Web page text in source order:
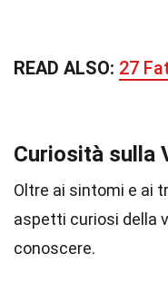
READ ALSO: 27
Curiosità sulla
Oltre ai sintomi e ai
aspetti curiosi della
conoscere.